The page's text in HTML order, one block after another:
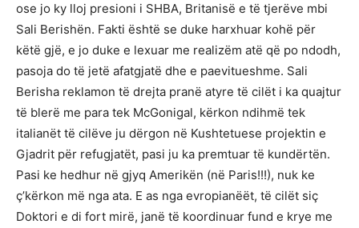
ose jo ky lloj presioni i SHBA, Britanisë e të tjerëve mbi
Sali Berishën. Fakti është se duke harxhuar kohë për
këtë gjë, e jo duke e lexuar me realizëm atë që po ndodh,
pasoja do të jetë afatgjatë dhe e paevitueshme. Sali
Berisha reklamon të drejta pranë atyre të cilët i ka quajtur
të blerë me para tek McGonigal, kërkon ndihmë tek
italianët të cilëve ju dërgon në Kushtetuese projektin e
Gjadrit për refugjatët, pasi ju ka premtuar të kundërtën.
Pasi ke hedhur në gjyq Amerikën (në Paris!!!), nuk ke
ç’kërkon më nga ata. E as nga evropianëët, të cilët siç
Doktori e di fort mirë, janë të koordinuar fund e krye me